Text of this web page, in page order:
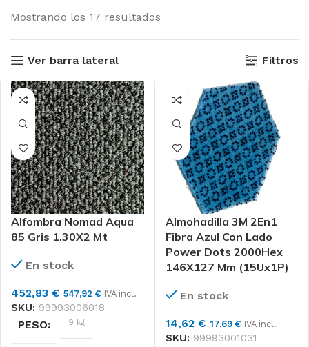
Mostrando los 17 resultados
Ver barra lateral Filtros
Alfombra Nomad Aqua
85 Gris 1.30X2 Mt
En stock
452,83 € 547,92 € IVA incl.
SKU: 99993006018
PESO 9 kg
Almohadilla 3M 2En1
Fibra Azul Con Lado
Power Dots 2000Hex
146X127 Mm (15Ux1P)
En stock
14,62 € 17,69 € IVA incl.
SKU: 99993001031